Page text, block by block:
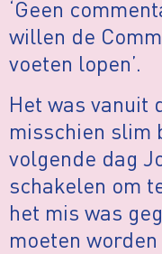
‘Geen
willen de
voeten lopen’.
Het was vanuit
misschien slim
volgende dag
schakelen om
het mis was
moeten